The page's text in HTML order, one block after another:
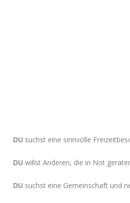
DU suchst eine sinnvolle
DU willst Anderen, die in Not
DU suchst eine Gemeinschaft und